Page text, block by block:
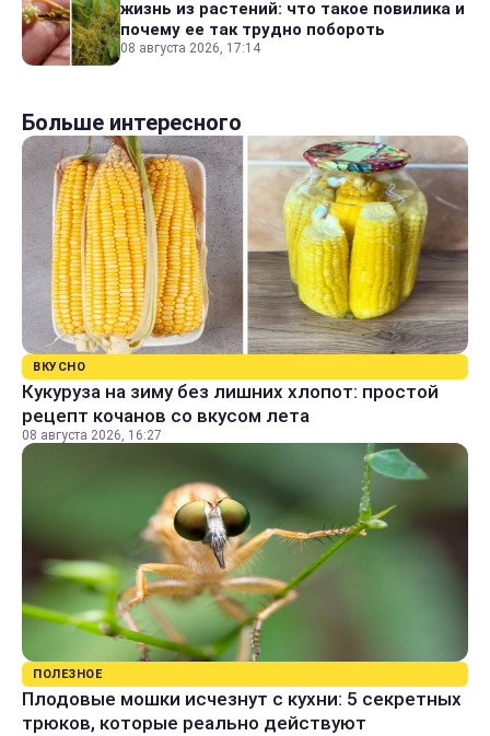
жизнь из растений: что такое повилика и
почему ее так трудно побороть
08 августа 2026, 17:14
Больше интересного
ВКУСНО
Кукуруза на зиму без лишних хлопот: простой
рецепт кочанов со вкусом лета
08 августа 2026, 16:27
ПОЛЕЗНОЕ
Плодовые мошки исчезнут с кухни: 5 секретных
трюков, которые реально действуют